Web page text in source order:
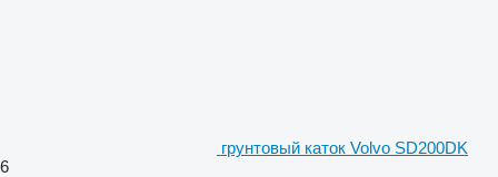
грунтовый каток Volvo SD200DK
6